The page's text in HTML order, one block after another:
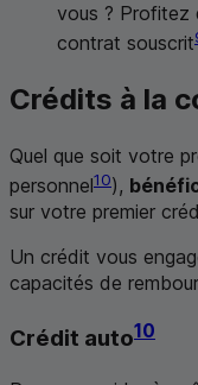
vous ? Profitez
contrat souscrit
Crédits à la
Quel que soit votre
personnel10),
sur votre premier
Un crédit vous
capacités de
Crédit auto10